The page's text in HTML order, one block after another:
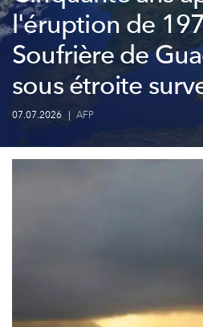
l'éruption de
Soufrière de
sous étroite
07.07.2026 | AFP